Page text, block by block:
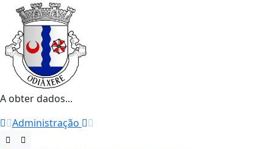
A obter dados...
Administração